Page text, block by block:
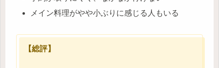
メイン料理がやや小ぶりに感じる人もいる
【総評】